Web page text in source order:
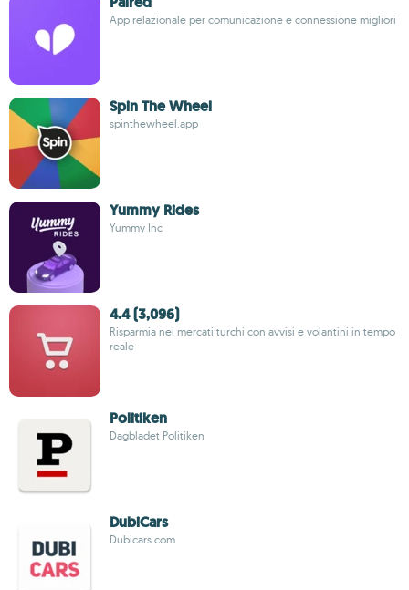
App relazionale per comunicazione e connessione migliori
Spin The Wheel
spinthewheel.app
Yummy Rides
Yummy Inc
4.4 (3,096)
Risparmia nei mercati turchi con avvisi e volantini in tempo
reale
Politiken
Dagbladet Politiken
DubiCars
Dubicars.com